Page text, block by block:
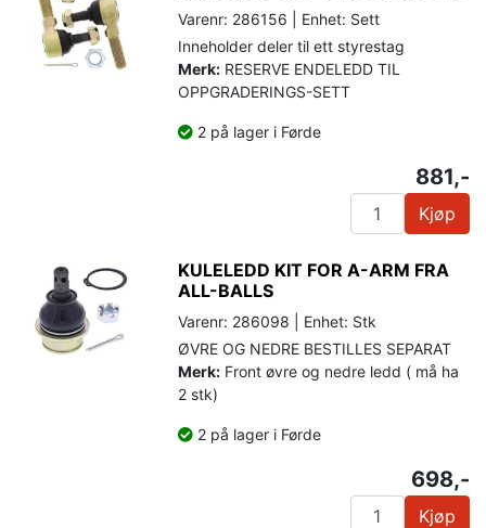
Varenr: 286156 | Enhet: Sett
Inneholder deler til ett styrestag
Merk: RESERVE ENDELEDD TIL
OPPGRADERINGS-SETT
2 på lager i Førde
881,-
Kjøp
KULELEDD KIT FOR A-ARM FRA
ALL-BALLS
Varenr: 286098 | Enhet: Stk
ØVRE OG NEDRE BESTILLES SEPARAT
Merk: Front øvre og nedre ledd ( må ha
2 stk)
2 på lager i Førde
698,-
Kjøp